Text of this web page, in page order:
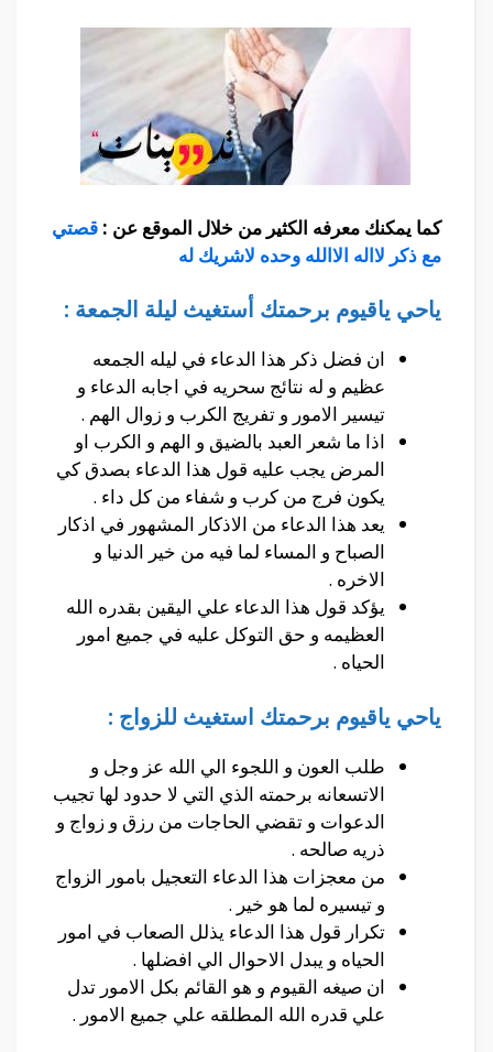
كما يمكنك معرفه الكثير من خلال الموقع عن : قصتي
مع ذكر لااله الاالله وحده لاشريك له
ياحي ياقيوم برحمتك أستغيث ليلة الجمعة :
ان فضل ذكر هذا الدعاء في ليله الجمعه
عظيم و له نتائج سحريه في اجابه الدعاء و
تيسير الامور و تفريج الكرب و زوال الهم .
اذا ما شعر العبد بالضيق و الهم و الكرب او
المرض يجب عليه قول هذا الدعاء بصدق كي
يكون فرج من كرب و شفاء من كل داء .
يعد هذا الدعاء من الاذكار المشهور في اذكار
الصباح و المساء لما فيه من خير الدنيا و
الاخره .
يؤكد قول هذا الدعاء علي اليقين بقدره الله
العظيمه و حق التوكل عليه في جميع امور
الحياه .
ياحي ياقيوم برحمتك استغيث للزواج :
طلب العون و اللجوء الي الله عز وجل و
الاتسعانه برحمته الذي التي لا حدود لها تجيب
الدعوات و تقضي الحاجات من رزق و زواج و
ذريه صالحه .
من معجزات هذا الدعاء التعجيل بامور الزواج
و تيسيره لما هو خير .
تكرار قول هذا الدعاء يذلل الصعاب في امور
الحياه و يبدل الاحوال الي افضلها .
ان صيغه القيوم و هو القائم بكل الامور تدل
علي قدره الله المطلقه علي جميع الامور .